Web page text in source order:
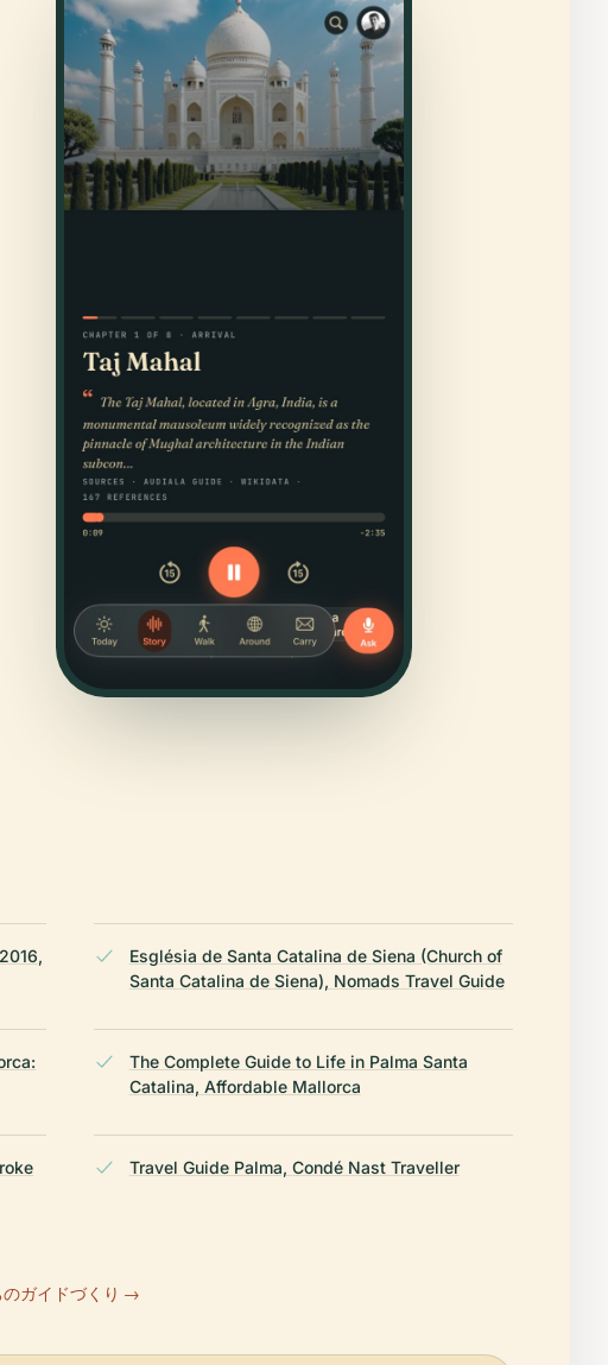
Església de Santa Catalina de Siena (Church of
Santa Catalina de Siena), Nomads Travel Guide
The Complete Guide to Life in Palma Santa
Catalina, Affordable Mallorca
Travel Guide Palma, Condé Nast Traveller
のガイドづくり →